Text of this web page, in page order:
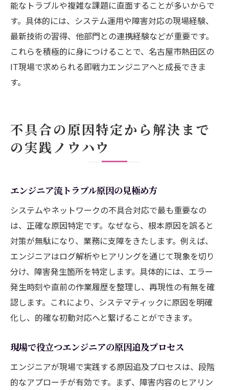
能なトラブルや複雑な課題に直面することが多いからで
す。具体的には、システム運用や障害対応の現場経験、
最新技術の習得、他部門との連携経験などが重要です。
これらを積極的に身につけることで、名古屋市熱田区の
IT現場で求められる即戦力エンジニアへと成長できま
す。
不具合の原因特定から解決まで
の実践ノウハウ
エンジニア流トラブル原因の見極め方
システムやネットワークの不具合対応で最も重要なの
は、正確な原因特定です。なぜなら、根本原因を誤ると
対策が無駄になり、業務に支障をきたします。例えば、
エンジニアはログ解析やヒアリングを通じて現象を切り
分け、障害発生箇所を特定します。具体的には、エラー
発生時刻や直前の作業履歴を整理し、再現性の有無を確
認します。これにより、システマティックに原因を明確
化し、的確な初動対応へと繋げることができます。
現場で役立つエンジニアの原因追及プロセス
エンジニアが現場で実践する原因追及プロセスは、段階
的なアプローチが有効です。まず、障害内容のヒアリン